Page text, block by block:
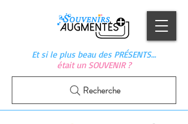
Et si le plus beau des PRÉSENTS…
était un SOUVENIR ?
Recherche